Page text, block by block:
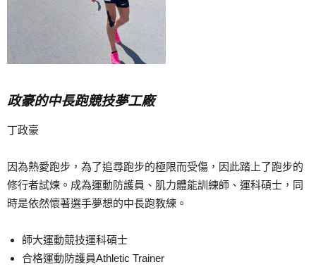
政豪的中長跑競技夢工廠
丁政豪
因為熱愛跑步，為了追尋跑步的極限而受傷，因此踏上了跑步的
修行者試煉。成為運動防護員、肌力體能訓練師、運科碩士，同
時是依然懷著選手夢想的中長跑教練。
師大運動競技運科碩士
合格運動防護員Athletic Trainer